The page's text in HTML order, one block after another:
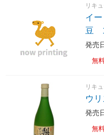
リキ
イ
豆
発売
無
リキ
ウ
発売
無